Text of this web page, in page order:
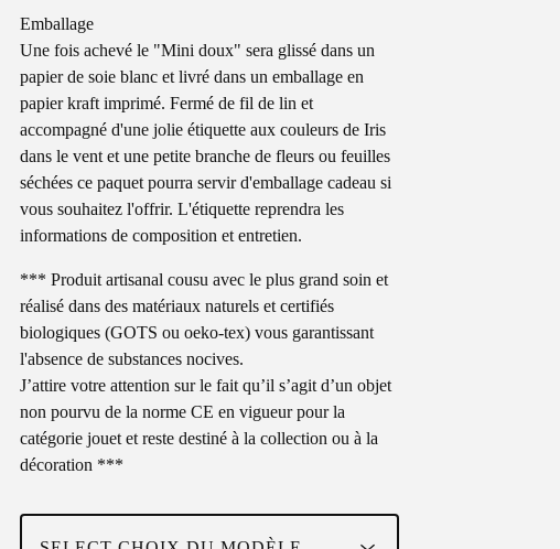
Emballage
Une fois achevé le "Mini doux" sera glissé dans un
papier de soie blanc et livré dans un emballage en
papier kraft imprimé. Fermé de fil de lin et
accompagné d'une jolie étiquette aux couleurs de Iris
dans le vent et une petite branche de fleurs ou feuilles
séchées ce paquet pourra servir d'emballage cadeau si
vous souhaitez l'offrir. L'étiquette reprendra les
informations de composition et entretien.
*** Produit artisanal cousu avec le plus grand soin et
réalisé dans des matériaux naturels et certifiés
biologiques (GOTS ou oeko-tex) vous garantissant
l'absence de substances nocives.
J’attire votre attention sur le fait qu’il s’agit d’un objet
non pourvu de la norme CE en vigueur pour la
catégorie jouet et reste destiné à la collection ou à la
décoration ***